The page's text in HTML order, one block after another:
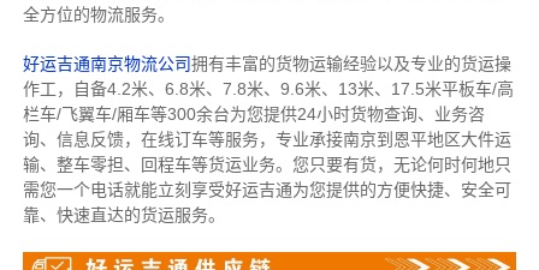
全方位的物流服务。
好运吉通南京物流公司拥有丰富的货物运输经验以及专业的货运操
作工，自备4.2米、6.8米、7.8米、9.6米、13米、17.5米平板车/高
栏车/飞翼车/厢车等300余台为您提供24小时货物查询、业务咨
询、信息反馈，在线订车等服务， 专业承接南京到恩平地区大件运
输、整车零担、回程车等货运业务。 您只要有货，无论何时何地只
需您一个电话就能立刻享受好运吉通为您提供的方便快捷、安全可
靠、快速直达的货运服务。